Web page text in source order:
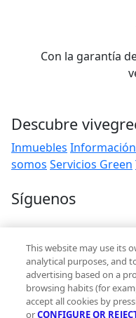
Con la garantía
Descubre
Inmuebles
somos Servicios Green
Síguenos
Contacto
hola@vivegreen.com
This website may use its
analytical purposes, and
advertising based on a
browsing habits (for
accept all cookies by
orCONFIGURE OR